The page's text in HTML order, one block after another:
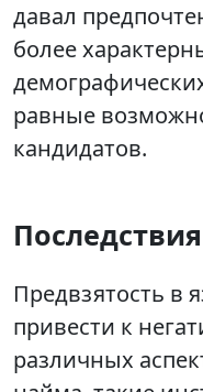
давал
более
равные
кандидатов.
Предвзятость в
привести к
различных